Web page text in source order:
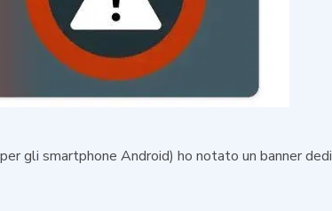
gli smartphone Android) ho notato un banner